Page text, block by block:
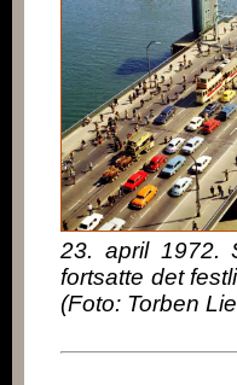
23. april 1972.
fortsatte det
(Foto: Torben